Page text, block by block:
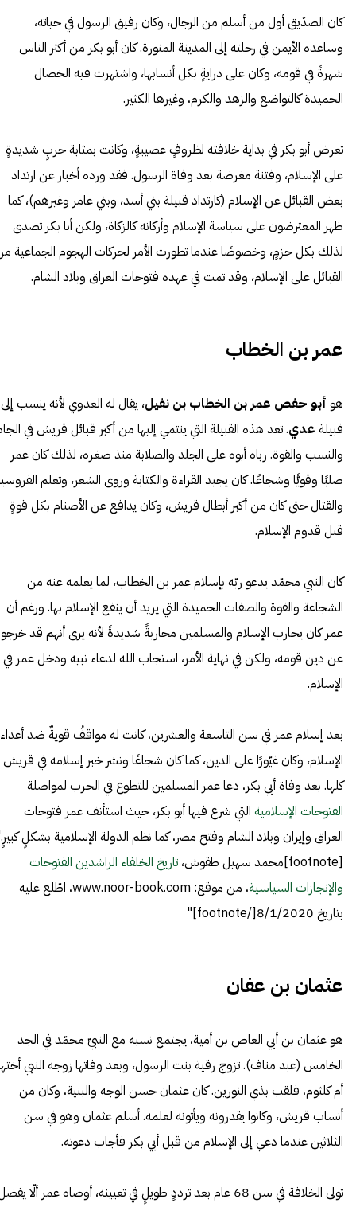
كان الصدّيق أول من أسلم من الرجال، وكان رفيق الرسول في حياته،
وساعده الأيمن في رحلته إلى المدينة المنورة. كان أبو بكر من أكثر الناس
شهرةً في قومه، وكان على درايةٍ بكل أنسابها، واشتهرت فيه الخصال
الحميدة كالتواضع والزهد والكرم، وغيرها الكثير.
تعرض أبو بكر في بداية خلافته لظروفٍ عصيبةٍ، وكانت بمثابة حربٍ شديدةٍ
على الإسلام، وفتنة مغرضة بعد وفاة الرسول. فقد ورده أخبار عن ارتداد
بعض القبائل عن الإسلام (كارتداد قبيلة بني أسد، وبني عامر وغيرهم)، كما
ظهر المعترضون على سياسة الإسلام وأركانه كالزكاة، ولكن أبا بكر تصدى
لذلك بكل حزمٍ، وخصوصًا عندما تطورت الأمر لحركات الهجوم الجماعية
القبائل على الإسلام، وقد تمت في عهده فتوحات العراق وبلاد الشام.
عمر بن الخطاب
هو أبو حفص عمر بن الخطاب بن نفيل، يقال له العدوي لأنه ينسب إلى
قبيلة عدي. تعد هذه القبيلة التي ينتمي إليها من أكبر قبائل قريش في
والنسب والقوة. رباه أبوه على الجلد والصلابة منذ صغره، لذلك كان عمر
صلبًا وقويًّا وشجاعًا. كان يجيد القراءة والكتابة وروى الشعر، وتعلم
والقتال حتى كان من أكبر أبطال قريش، وكان يدافع عن الأصنام بكل قوةٍ
قبل قدوم الإسلام.
كان النبي محمّد يدعو ربّه بإسلام عمر بن الخطاب، لما يعلمه عنه من
الشجاعة والقوة والصفات الحميدة التي يريد أن ينفع الإسلام بها. ورغم أن
عمر كان يحارب الإسلام والمسلمين محاربةً شديدةً لأنه يرى أنهم قد
عن دين قومه، ولكن في نهاية الأمر، استجاب الله لدعاء نبيه ودخل عمر في
الإسلام.
بعد إسلام عمر في سن التاسعة والعشرين، كانت له مواقفُ قويةٌ ضد أعداء
الإسلام، وكان غيّورًا على الدين، كما كان شجاعًا ونشر خبر إسلامه في قريش
كلها. بعد وفاة أبي بكر، دعا عمر المسلمين للتطوع في الحرب لمواصلة
الفتوحات الإسلامية التي شرع فيها أبو بكر، حيث استأنف عمر فتوحات
العراق وإيران وبلاد الشام وفتح مصر، كما نظم الدولة الإسلامية بشكلٍ
[footnote]محمد سهيل طقوش،
تاريخ الخلفاء الراشدين الفتوحات
والإنجازات السياسية
، من موقع: www.noor-book.com، اطّلع عليه
بتاريخ 8/1/2020[/footnote]"
عثمان بن عفان
هو عثمان بن أبي العاص بن أمية، يجتمع نسبه مع النبيّ محمّد في الجد
الخامس (عبد مناف). تزوج رقية بنت الرسول، وبعد وفاتها زوجه النبي
أم كلثوم، فلقب بذي النورين. كان عثمان حسن الوجه والبنية، وكان من
أنساب قريش، وكانوا يقدرونه ويأتونه لعلمه. أسلم عثمان وهو في سن
الثلاثين عندما دعي إلى الإسلام من قبل أبي بكر فأجاب دعوته.
تولى الخلافة في سن 68 عام بعد ترددٍ طويلٍ في تعيينه، أوصاه عمر ألّا